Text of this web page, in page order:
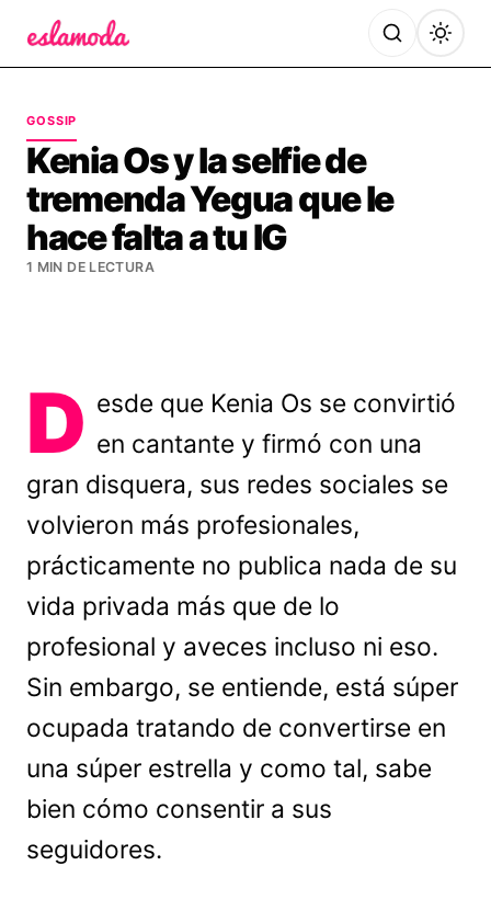
GOSSIP
Kenia Os y la selfie de
tremenda Yegua que le
hace falta a tu IG
1 MIN DE LECTURA
D esde que Kenia Os se convirtió
en cantante y firmó con una
gran disquera, sus redes sociales se
volvieron más profesionales,
prácticamente no publica nada de su
vida privada más que de lo
profesional y aveces incluso ni eso.
Sin embargo, se entiende, está súper
ocupada tratando de convertirse en
una súper estrella y como tal, sabe
bien cómo consentir a sus
seguidores.